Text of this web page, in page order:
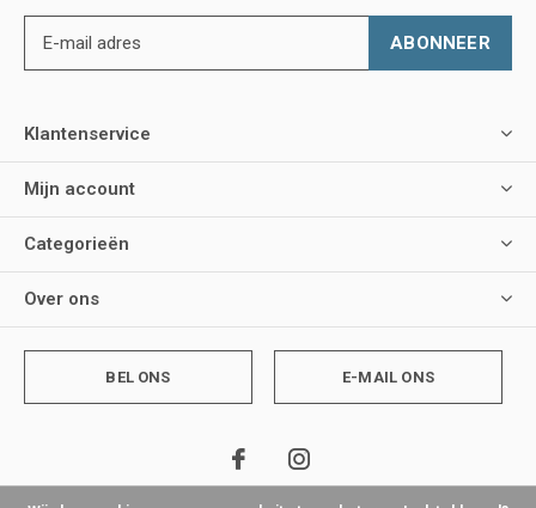
ABONNEER
Klantenservice
Mijn account
Categorieën
Over ons
BEL ONS E-MAIL ONS